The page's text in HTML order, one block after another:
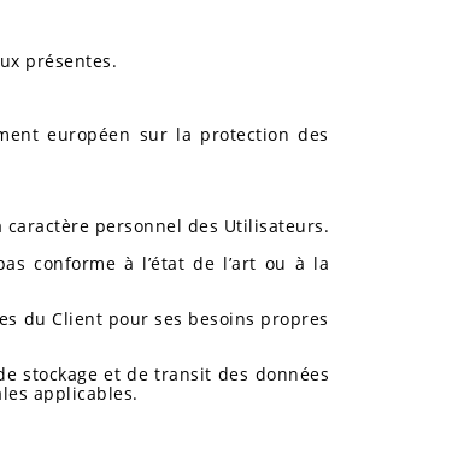
présentes.
européen sur la protection des
personnel des Utilisateurs.
conforme à l’état de l’art ou à la
du Client pour ses besoins propres
stockage et de transit des données
applicables.